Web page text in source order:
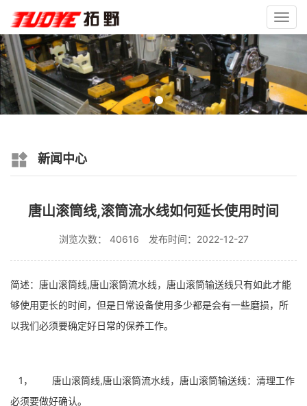
新闻中心
唐山滚筒线,滚筒流水线如何延长使用时间
浏览次数： 40616 发布时间：2022-12-27
简述：唐山滚筒线,唐山滚筒流水线，唐山滚筒输送线只有如此才能
够使用更长的时间，但是日常设备使用多少都是会有一些磨损，所
以我们必须要确定好日常的保养工作。
1， 唐山滚筒线,唐山滚筒流水线，唐山滚筒输送线：清理工作
必须要做好确认。